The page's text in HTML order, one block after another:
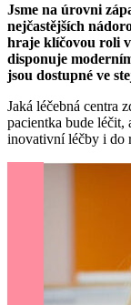
Jsme na úrovni
nejčastějších
hraje klíčovou roli v
disponuje
jsou dostupné ve
Jaká léčebná centra
pacientka bude léčit,
inovativní léčby i do